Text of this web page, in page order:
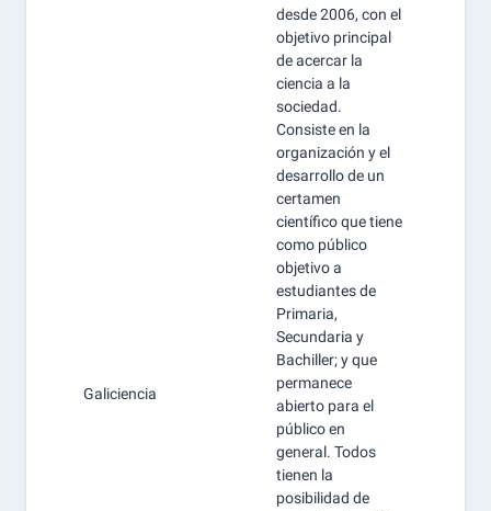
Galiciencia
desde 2006, con el
objetivo principal
de acercar la
ciencia a la
sociedad.
Consiste en la
organización y el
desarrollo de un
certamen
científico que tiene
como público
objetivo a
estudiantes de
Primaria,
Secundaria y
Bachiller; y que
permanece
abierto para el
público en
general. Todos
tienen la
posibilidad de